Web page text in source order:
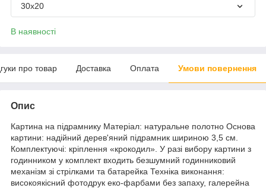
30х20
В наявності
про товар Доставка Оплата Умови повернення
Опис
Картина на підрамнику Матеріал: натуральне полотно Основа
картини: надійний дерев'яний підрамник шириною 3,5 см.
Комплектуючі: кріплення «крокодил». У разі вибору картини з
годинником у комплект входить безшумний годинниковий
механізм зі стрілками та батарейка Техніка виконання:
високоякісний фотодрук еко-фарбами без запаху, галерейна